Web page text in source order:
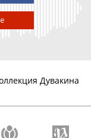
Дувакина